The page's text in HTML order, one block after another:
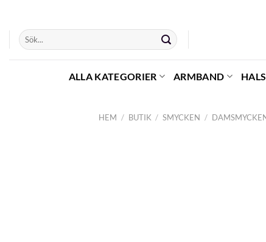
content
Sök
efter:
ALLA KATEGORIER ARMBAND
HEM / BUTIK / SMYCKEN /